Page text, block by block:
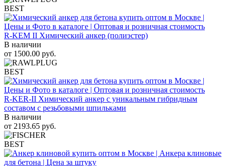
BEST
R-KEM II Химический анкер (полиэстер)
В наличии
от 1500.00 руб.
BEST
R-KER-II Химический анкер с уникальным гибридным
составом с резьбовыми шпильками
В наличии
от 2193.65 руб.
BEST